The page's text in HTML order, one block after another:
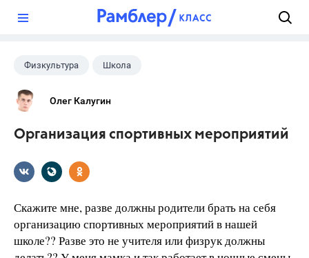
Физкультура Школа
Олег Калугин
Организация спортивных мероприятий
Скажите мне, разве должны родители брать на себя
организацию спортивных мероприятий в нашей
школе?? Разве это не учителя или физрук должны